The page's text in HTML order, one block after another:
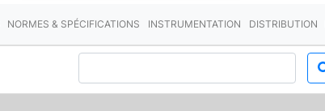
NORMES & SPÉCIFICATIONS INSTRUMENTATION DISTRIBUTION